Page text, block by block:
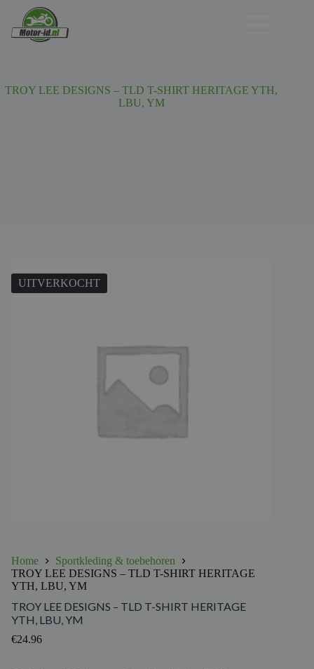
TROY LEE DESIGNS – TLD T-SHIRT HERITAGE YTH,
LBU, YM
UITVERKOCHT
Home
Sportkleding & toebehoren
TROY LEE DESIGNS – TLD T-SHIRT HERITAGE
YTH, LBU, YM
TROY LEE DESIGNS – TLD T-SHIRT HERITAGE
YTH, LBU, YM
€24.96